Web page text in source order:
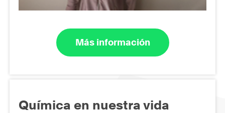
Más información
Química en nuestra vida